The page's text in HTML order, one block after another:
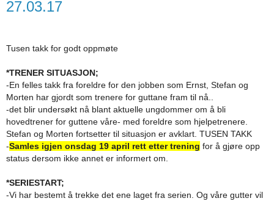
27.03.17
Tusen takk for godt oppmøte
*TRENER SITUASJON;
-En felles takk fra foreldre for den jobben som Ernst, Stefan og
Morten har gjordt som trenere for guttane fram til nå..
-det blir undersøkt nå blant aktuelle ungdommer om å bli
hovedtrener for guttene våre- med foreldre som hjelpetrenere.
Stefan og Morten fortsetter til situasjon er avklart. TUSEN TAKK
-Samles igjen onsdag 19 april rett etter trening for å gjøre opp
status dersom ikke annet er informert om.
*SERIESTART;
-Vi har bestemt å trekke det ene laget fra serien. Og våre gutter vil